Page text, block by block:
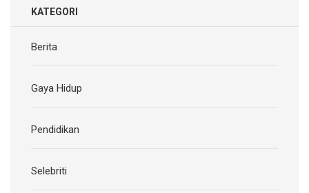
KATEGORI
Berita
Gaya Hidup
Pendidikan
Selebriti